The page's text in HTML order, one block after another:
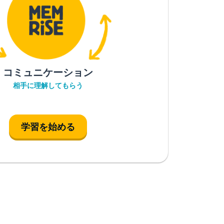
コミュニケーション
相手に理解してもらう
学習を始める